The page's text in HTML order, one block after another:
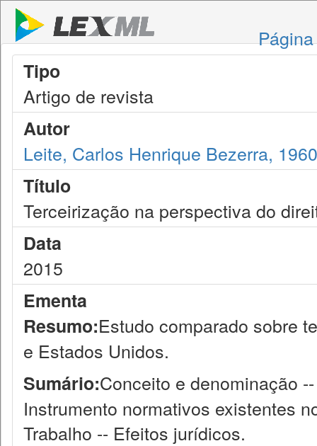
Tipo
Artigo de revista
Autor
Leite, Carlos Henrique Bezerra, 1960
Título
Terceirização na perspectiva do
Data
2015
Ementa
Resumo:Estudo comparado sobre
e Estados Unidos.
Sumário:Conceito e denominação
Instrumento normativos existentes
Trabalho -- Efeitos jurídicos.